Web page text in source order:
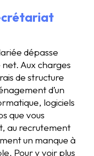
dépasse
Aux charges
de structure
d’un
logiciels
que vous
au recrutement
un manque à
Pour y voir plus